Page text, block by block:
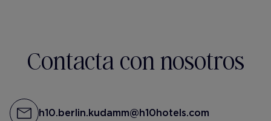
Contacta con nosotros
h10.berlin.kudamm@h10hotels.com